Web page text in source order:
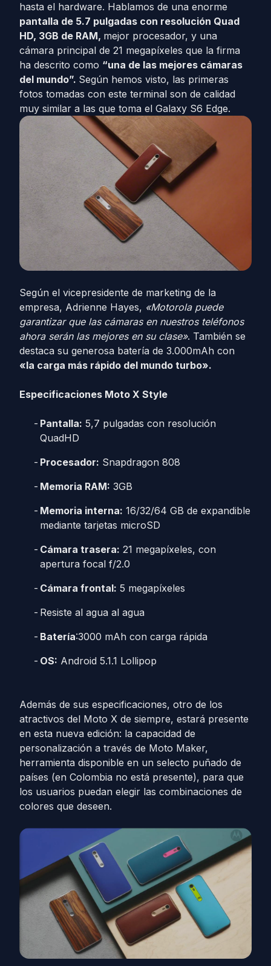
hasta el hardware. Hablamos de una enorme
pantalla de 5.7 pulgadas con resolución Quad
HD, 3GB de RAM, mejor procesador, y una
cámara principal de 21 megapíxeles que la firma
ha descrito como “una de las mejores cámaras
del mundo”. Según hemos visto, las primeras
fotos tomadas con este terminal son de calidad
muy similar a las que toma el Galaxy S6 Edge.
Según el vicepresidente de marketing de la
empresa, Adrienne Hayes, «Motorola puede
garantizar que las cámaras en nuestros teléfonos
ahora serán las mejores en su clase». También se
destaca su generosa batería de 3.000mAh con
«la carga más rápido del mundo turbo».
Especificaciones Moto X Style
Pantalla: 5,7 pulgadas con resolución
QuadHD
Procesador: Snapdragon 808
Memoria RAM: 3GB
Memoria interna: 16/32/64 GB de expandible
mediante tarjetas microSD
Cámara trasera: 21 megapíxeles, con
apertura focal f/2.0
Cámara frontal: 5 megapíxeles
Resiste al agua al agua
Batería:3000 mAh con carga rápida
OS: Android 5.1.1 Lollipop
Además de sus especificaciones, otro de los
atractivos del Moto X de siempre, estará presente
en esta nueva edición: la capacidad de
personalización a través de Moto Maker,
herramienta disponible en un selecto puñado de
países (en Colombia no está presente), para que
los usuarios puedan elegir las combinaciones de
colores que deseen.